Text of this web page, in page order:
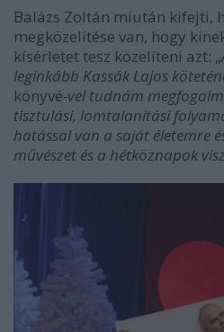
Balázs Zoltán miután kifejti,
megközelítése van, hogy
kísérletet tesz közelíteni azt: „
leginkább Kassák Lajos
könyvé-vel tudnám
tisztulási, lomtalanítási
hatással van a saját életemre
művészet és a hétköznapok